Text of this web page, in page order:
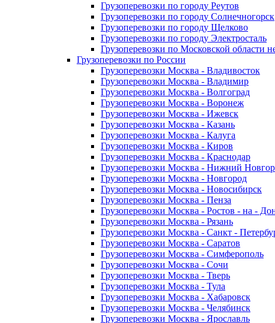
Грузоперевозки по городу Реутов
Грузоперевозки по городу Солнечногорск
Грузоперевозки по городу Щелково
Грузоперевозки по городу Электросталь
Грузоперевозки по Московской области
Грузоперевозки по России
Грузоперевозки Москва - Владивосток
Грузоперевозки Москва - Владимир
Грузоперевозки Москва - Волгоград
Грузоперевозки Москва - Воронеж
Грузоперевозки Москва - Ижевск
Грузоперевозки Москва - Казань
Грузоперевозки Москва - Калуга
Грузоперевозки Москва - Киров
Грузоперевозки Москва - Краснодар
Грузоперевозки Москва - Нижний
Грузоперевозки Москва - Новгород
Грузоперевозки Москва - Новосибирск
Грузоперевозки Москва - Пенза
Грузоперевозки Москва - Ростов - на -
Грузоперевозки Москва - Рязань
Грузоперевозки Москва - Санкт -
Грузоперевозки Москва - Саратов
Грузоперевозки Москва - Симферополь
Грузоперевозки Москва - Сочи
Грузоперевозки Москва - Тверь
Грузоперевозки Москва - Тула
Грузоперевозки Москва - Хабаровск
Грузоперевозки Москва - Челябинск
Грузоперевозки Москва - Ярославль